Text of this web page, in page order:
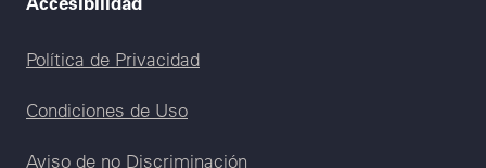
Legal menu
Política de Privacidad
Condiciones de Uso
Aviso de no Discriminación